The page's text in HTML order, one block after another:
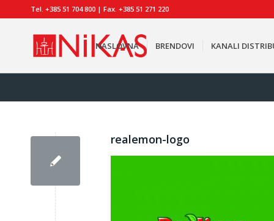
Tel. +385 51 704 800 | Fax. +385 51 271 220
NASLOVNA BRENDOVI KANALI
realemon-logo